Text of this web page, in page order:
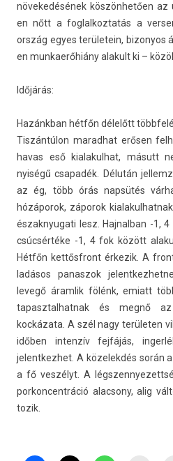
növekedésének köszönhetően
en nőtt a fog­lalkoz­tatás a
ország egyes területein, bi­zonyos
en mun­kaerőhiány al­akult ki –
Időjárás:
Hazánkban hétfőn délelőtt
Tiszántúlon marad­hat erősen
havas eső kialakul­hat, másutt
nyiségű csapadék. Délután
az ég, több órás napsütés
hózáporok, záporok
észak­nyugati lesz. Haj­nalban -1,
csúcsértéke -1, 4 fok között
Hétfőn ket­tősfront érkezik. A
ladásos panas­zok
levegő áram­lik fölénk, em­iatt
tapasztal­hatnak és megnő
kockázata. A szél nagy területen
időben in­ten­zív fejfájás,
jelentkez­het. A közelek­dés során
a fő veszélyt. A
por­koncentráció al­ac­sony, alig
tozik.